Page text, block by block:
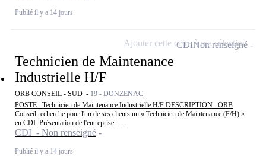
Publié il y a 14 jours
Technicien de Maintenance
Industrielle H/F
ORB CONSEIL - SUD - 19 - DONZENAC
POSTE : Technicien de Maintenance Industrielle H/F DESCRIPTION : ORB
Conseil recherche pour l'un de ses clients un « Technicien de Maintenance (F/H) »
en CDI. Présentation de l'entreprise : ...
CDI - Non renseigné
Publié il y a 14 jours
CDINon renseigné
Ajouter cette offre à ma sélection